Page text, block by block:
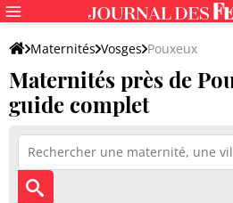
Maternités Vosges Pouxeux
Maternités près de
guide complet